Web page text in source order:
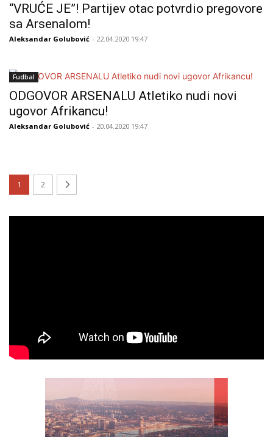
“VRUĆE JE”! Partijev otac potvrdio pregovore
sa Arsenalom!
Aleksandar Golubović - 22.04.2020 19:47
Fudbal
ODGOVOR ARSENALU Atletiko nudi novi
ugovor Afrikancu!
Aleksandar Golubović - 20.04.2020 19:47
1 2